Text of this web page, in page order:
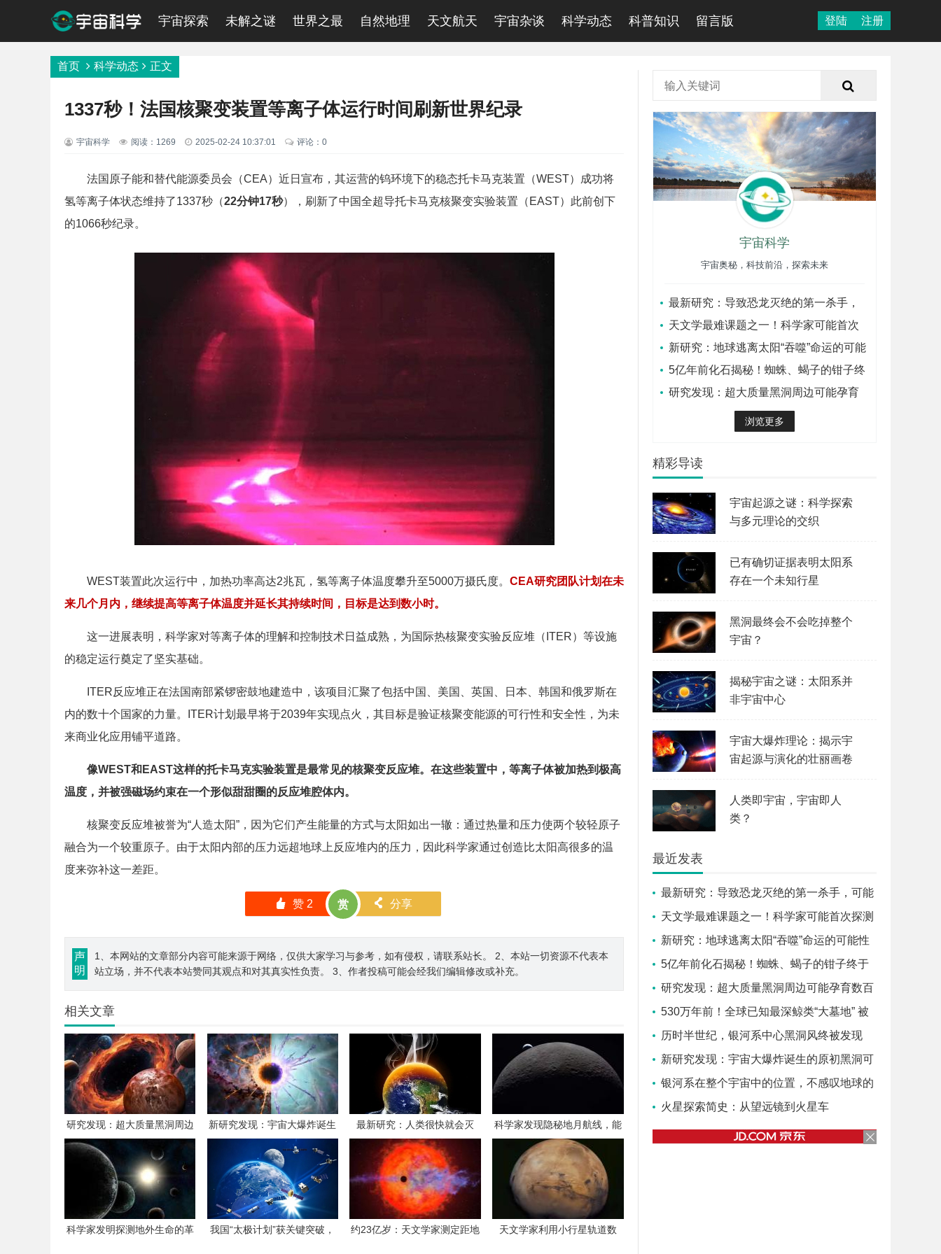
宇宙探索 未解之谜 世界之最 自然地理 天文航天 宇宙杂谈 科学动态 科普知识 留言版 登陆 注册
首页 科学动态 正文
1337秒！法国核聚变装置等离子体运行时间刷新世界纪录
宇宙科学 阅读：1269 2025-02-24 10:37:01 评论：0
法国原子能和替代能源委员会（CEA）近日宣布，其运营的钨环境下的稳态托卡马克装置（WEST）成功将
氢等离子体状态维持了1337秒（22分钟17秒），刷新了中国全超导托卡马克核聚变实验装置（EAST）此前创下
的1066秒纪录。
WEST装置此次运行中，加热功率高达2兆瓦，氢等离子体温度攀升至5000万摄氏度。 CEA研究团队计划在未
来几个月内，继续提高等离子体温度并延长其持续时间，目标是达到数小时。
这一进展表明，科学家对等离子体的理解和控制技术日益成熟，为国际热核聚变实验反应堆（ITER）等设施
的稳定运行奠定了坚实基础。
ITER反应堆正在法国南部紧锣密鼓地建造中，该项目汇聚了包括中国、美国、英国、日本、韩国和俄罗斯在
内的数十个国家的力量。ITER计划最早将于2039年实现点火，其目标是验证核聚变能源的可行性和安全性，为未
来商业化应用铺平道路。
像WEST和EAST这样的托卡马克实验装置是最常见的核聚变反应堆。在这些装置中，等离子体被加热到极高
温度，并被强磁场约束在一个形似甜甜圈的反应堆腔体内。
核聚变反应堆被誉为“人造太阳”，因为它们产生能量的方式与太阳如出一辙：通过热量和压力使两个较轻原子
融合为一个较重原子。由于太阳内部的压力远超地球上反应堆内的压力，因此科学家通过创造比太阳高很多的温
度来弥补这一差距。
󰄼 赞 2 赏 󰄯 分享
声
明
1、本网站的文章部分内容可能来源于网络，仅供大家学习与参考，如有侵权，请联系站长。 2、本站一切资源不代表本
站立场，并不代表本站赞同其观点和对其真实性负责。 3、作者投稿可能会经我们编辑修改或补充。
相关文章
研究发现：超大质量黑洞周边
可能孕育数百万颗行星
新研究发现：宇宙大爆炸诞生
的原初黑洞可演化成白洞
最新研究：人类很快就会灭
绝！亚洲是第一个
科学家发现隐秘地月航线，能
省不少燃料
科学家发明探测地外生命的革
我国“太极计划”获关键突破，
约23亿岁：天文学家测定距地
天文学家利用小行星轨道数
宇宙科学
宇宙奥秘，科技前沿，探索未来
最新研究：导致恐龙灭绝的第一杀手，
可能不是寒冬而是全球火海
天文学最难课题之一！科学家可能首次
探测到系外卫星
新研究：地球逃离太阳“吞噬”命运的可能
性增大
5亿年前化石揭秘！蜘蛛、蝎子的钳子终
于找到演化源头
研究发现：超大质量黑洞周边可能孕育
浏览更多
精彩导读
宇宙起源之谜：科学探索
与多元理论的交织
已有确切证据表明太阳系
存在一个未知行星
黑洞最终会不会吃掉整个
宇宙？
揭秘宇宙之谜：太阳系并
非宇宙中心
宇宙大爆炸理论：揭示宇
宙起源与演化的壮丽画卷
人类即宇宙，宇宙即人
类？
最近发表
最新研究：导致恐龙灭绝的第一杀手，可能
不是寒冬而是全球火海
天文学最难课题之一！科学家可能首次探测
到系外卫星
新研究：地球逃离太阳“吞噬”命运的可能性
增大
5亿年前化石揭秘！蜘蛛、蝎子的钳子终于
找到演化源头
研究发现：超大质量黑洞周边可能孕育数百
万颗行星
530万年前！全球已知最深鲸类“大墓地” 被
发现历时半世纪，银河系中心黑洞风终被发现
新研究发现：宇宙大爆炸诞生的原初黑洞可
演化成白洞
银河系在整个宇宙中的位置，不感叹地球的
渺小，感叹银河系的渺小！
火星探索简史：从望远镜到火星车